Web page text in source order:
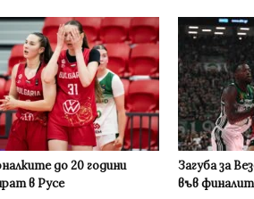
до 20 години
в Русе
Загуба за
във